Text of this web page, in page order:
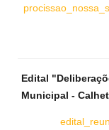
Edital
Municipal -